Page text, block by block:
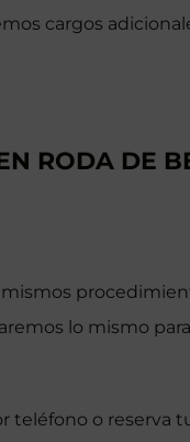
cargos
RODA DE
lo mismo
teléfono o reserva